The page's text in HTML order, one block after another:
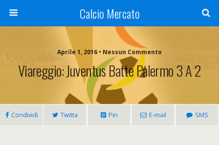
Calcio Mercato
Aprile 1, 2016 • Nessun Commento
Viareggio: Juventus Batte Palermo 3 A 2
Condividi Twitta Pin E-mail SMS